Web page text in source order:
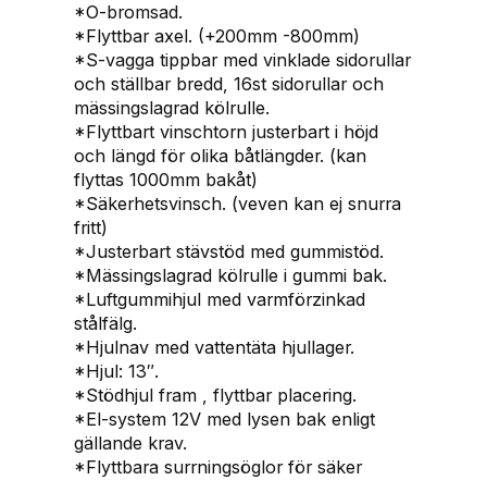
e
g
s
k
r
o
v
4
,
9
-
6
,
2
m
1
2
5
*O-bromsad.
*Flyttbar axel. (+200mm -800mm)
*S-vagga tippbar med vinklade sidorullar
och ställbar bredd, 16st sidorullar och
mässingslagrad kölrulle.
*Flyttbart vinschtorn justerbart i höjd
och längd för olika båtlängder. (kan
flyttas 1000mm bakåt)
*Säkerhetsvinsch. (veven kan ej snurra
fritt)
*Justerbart stävstöd med gummistöd.
*Mässingslagrad kölrulle i gummi bak.
*Luftgummihjul med varmförzinkad
stålfälg.
*Hjulnav med vattentäta hjullager.
*Hjul: 13″.
*Stödhjul fram , flyttbar placering.
*El-system 12V med lysen bak enligt
gällande krav.
*Flyttbara surrningsöglor för säker